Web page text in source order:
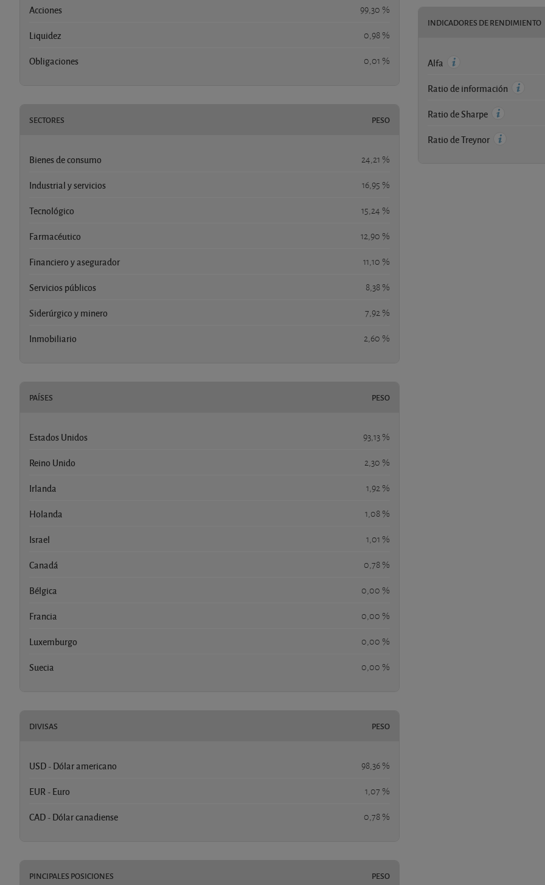
Acciones 99,30 %
Liquidez 0,98 %
Obligaciones 0,01 %
SECTORES PESO
Bienes de consumo 24,21 %
Industrial y servicios 16,95 %
Tecnológico 15,24 %
Farmacéutico 12,90 %
Financiero y asegurador 11,10 %
Servicios públicos 8,38 %
Siderúrgico y minero 7,92 %
Inmobiliario 2,60 %
PAÍSES PESO
Estados Unidos 93,13 %
Reino Unido 2,30 %
Irlanda 1,92 %
Holanda 1,08 %
Israel 1,01 %
Canadá 0,78 %
Bélgica 0,00 %
Francia 0,00 %
Luxemburgo 0,00 %
Suecia 0,00 %
DIVISAS PESO
USD - Dólar americano 98,36 %
EUR - Euro 1,07 %
CAD - Dólar canadiense 0,78 %
PINCIPALES POSICIONES PESO
INDICADORES DE RENDIMIENTO
Alfa
Ratio de información
Ratio de Sharpe
Ratio de Treynor